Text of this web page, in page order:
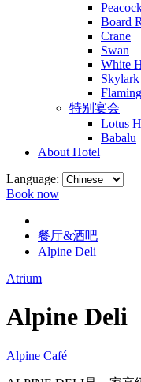
Board
Crane
Swan
White
Skylark
特别宴会
Lotus
Babalu
About Hotel
Language:
Book now
餐厅&酒吧
Alpine Deli
Atrium
Alpine Deli
Alpine Café